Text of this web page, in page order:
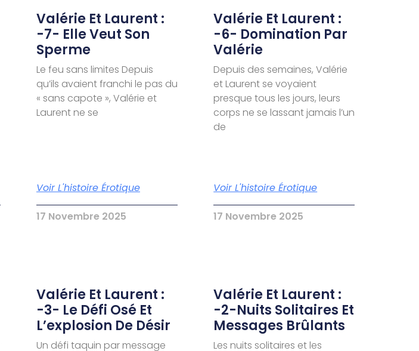
Valérie Et Laurent :
-7- Elle Veut Son
Sperme
Le feu sans limites Depuis
qu’ils avaient franchi le pas du
« sans capote », Valérie et
Laurent ne se
Voir L'histoire Érotique
17 Novembre 2025
Valérie Et Laurent :
-6- Domination Par
Valérie
Depuis des semaines, Valérie
et Laurent se voyaient
presque tous les jours, leurs
corps ne se lassant jamais l’un
de
Voir L'histoire Érotique
17 Novembre 2025
Valérie Et Laurent :
-3- Le Défi Osé Et
L’explosion De Désir
Un défi taquin par message
Valérie Et Laurent :
-2-Nuits Solitaires Et
Messages Brûlants
Les nuits solitaires et les